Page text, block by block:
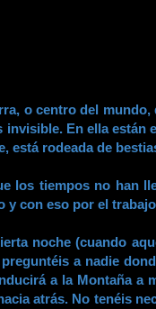
o centro del
En ella
está rodeada de
los tiempos no han
con eso por el
noche (cuando
a nadie
a la Montaña
atrás. No tenéis